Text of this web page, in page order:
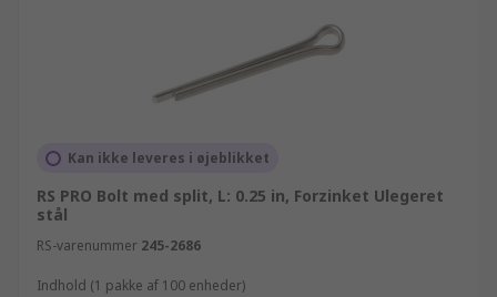
Kan ikke leveres i øjeblikket
RS PRO Bolt med split, L: 0.25 in, Forzinket Ulegeret
stål
RS-varenummer 245-2686
Indhold (1 pakke af 100 enheder)